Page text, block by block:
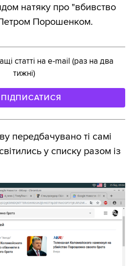
натяку про "вбивство
Порошенком.
статті на e-mail (раз на два
тижні)
ПІДПИСАТИСЯ
передбачувано ті самі
у списку разом із